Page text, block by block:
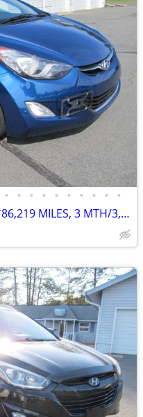
• • • • • • • • • •
2013 HYUNDAI ELANTRA GLS *86,219 MILES, 3 MTH/3,000 ML POWERTRAIN WTY